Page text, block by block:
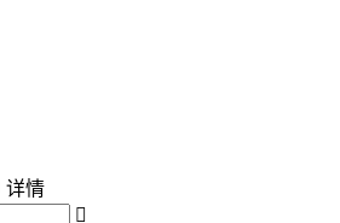
详情
